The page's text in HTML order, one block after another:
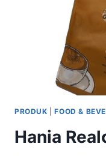
PRODUK |FOOD &
Hania